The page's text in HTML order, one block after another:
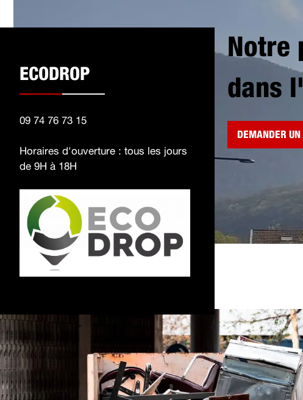
ECODROP
09 74 76 73 15
Horaires d'ouverture : tous les jours
de 9H à 18H
Notre
dans l'
DEMANDER